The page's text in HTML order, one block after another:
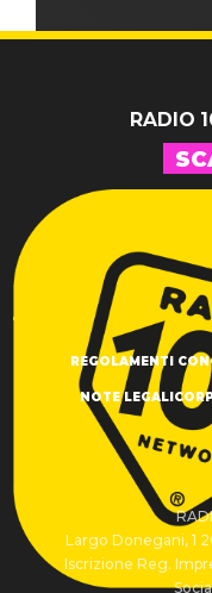
RADIO
REGOLAMENTI
NOTE LEGALI
Largo Donegani, 1
Iscrizione Reg.